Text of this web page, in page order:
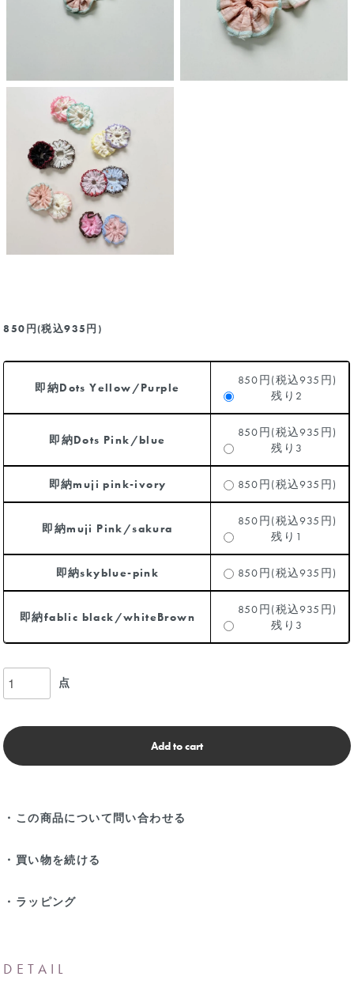
850円(税込935円)
即納Dots Yellow/Purple
850円(税込935円)
残り2
即納Dots Pink/blue
850円(税込935円)
残り3
即納muji pink-ivory 850円(税込935円)
即納muji Pink/sakura
850円(税込935円)
残り1
即納skyblue-pink 850円(税込935円)
即納fablic black/whiteBrown
850円(税込935円)
残り3
点
Add to cart
・この商品について問い合わせる
・買い物を続ける
・ラッピング
DETAIL